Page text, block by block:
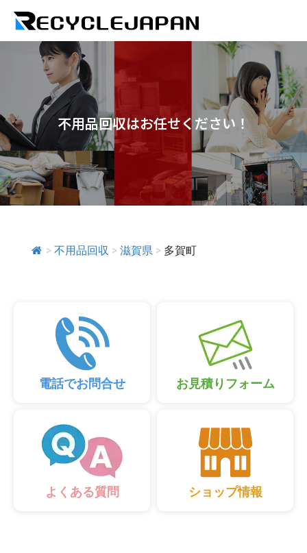
不用品回収はお任せください！
> 不用品回収 > 滋賀県 > 多賀町
電話でお問合せ お見積りフォーム
よくある質問 ショップ情報